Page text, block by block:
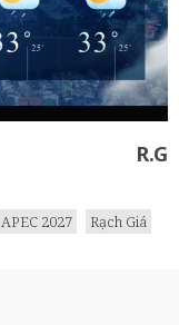
R.G
APEC 2027
Rạch Giá